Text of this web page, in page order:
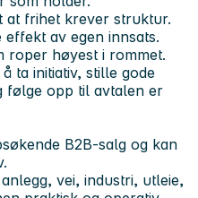
at frihet krever struktur.
effekt av egen innsats.
roper høyest i rommet.
ta initiativ, stille gode
følge opp til avtalen er
B2B-salg og kan
vei, industri, utleie,